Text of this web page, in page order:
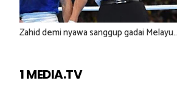
Zahid demi nyawa sanggup gadai Melayu..
1 MEDIA.TV